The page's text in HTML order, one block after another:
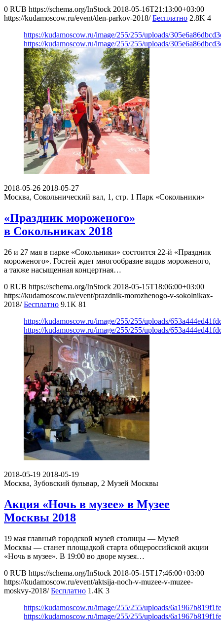
0 RUB https://schema.org/InStock 2018-05-16T21:13:00+03:00
https://kudamoscow.ru/event/den-parkov-2018/ Бесплатно 2.8K 4
https://kudamoscow.ru/image/255/255/uploads/
https://kudamoscow.ru/image/255/255/uploads/
2018-05-26 2018-05-27
Москва, Сокольнический вал, 1, стр. 1 Парк «Сокольники»
«Праздник мороженого»
в Сокольниках 2018
26 и 27 мая в парке «Сокольники» состоится 22-й «Праздник
мороженого». Гостей ждет многообразие видов мороженого,
а также насыщенная концертная…
0 RUB https://schema.org/InStock 2018-05-15T18:06:00+03:00
https://kudamoscow.ru/event/prazdnik-morozhenogo-v-sokolnikax-
2018/ Бесплатно 9.1K 81
https://kudamoscow.ru/image/255/255/uploads/
https://kudamoscow.ru/image/255/255/uploads/
2018-05-19 2018-05-19
Москва, Зубовский бульвар, 2 Музей Москвы
Акция «Ночь в музее» в Музее
Москвы 2018
19 мая главный городской музей столицы — Музей
Москвы — станет площадкой старта общероссийской акции
«Ночь в музее». В 19:00 во дворе музея…
0 RUB https://schema.org/InStock 2018-05-15T17:46:00+03:00
https://kudamoscow.ru/event/aktsija-noch-v-muzee-v-muzee-
moskvy-2018/ Бесплатно 1.4K 3
https://kudamoscow.ru/image/255/255/uploads/
https://kudamoscow.ru/image/255/255/uploads/